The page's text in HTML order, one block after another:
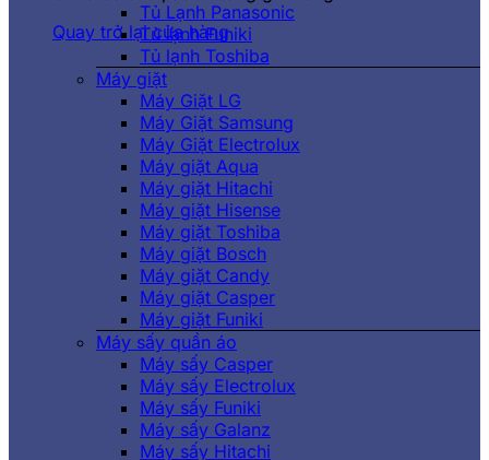
Quay trở lại cửa hàng
Tủ Lạnh Panasonic
Tủ lạnh Funiki
Tủ lạnh Toshiba
Máy giặt
Máy Giặt LG
Máy Giặt Samsung
Máy Giặt Electrolux
Máy giặt Aqua
Máy giặt Hitachi
Máy giặt Hisense
Máy giặt Toshiba
Máy giặt Bosch
Máy giặt Candy
Máy giặt Casper
Máy giặt Funiki
Máy sấy quần áo
Máy sấy Casper
Máy sấy Electrolux
Máy sấy Funiki
Máy sấy Galanz
Máy sấy Hitachi